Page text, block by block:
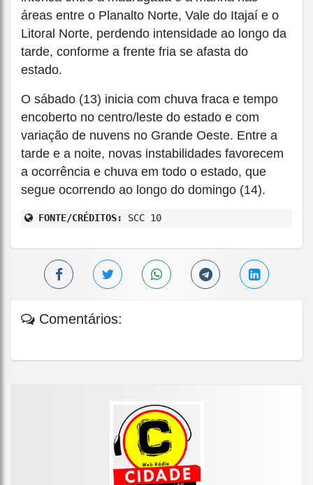
áreas entre o Planalto Norte, Vale do Itajaí e o
Litoral Norte, perdendo intensidade ao longo da
tarde, conforme a frente fria se afasta do
estado.
O sábado (13) inicia com chuva fraca e tempo
encoberto no centro/leste do estado e com
variação de nuvens no Grande Oeste. Entre a
tarde e a noite, novas instabilidades favorecem
a ocorrência e chuva em todo o estado, que
segue ocorrendo ao longo do domingo (14).
FONTE/CRÉDITOS: SCC 10
Comentários: